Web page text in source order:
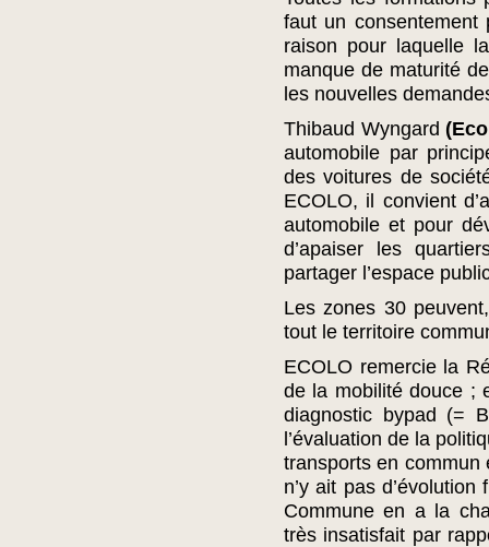
faut un
raison pour laquelle
manque de maturité
les nouvelles
Thibaud Wyngard
automobile par
des voitures de
ECOLO, il convient
automobile et pour
d’apaiser les
partager l’espace
Les zones 30
tout le territoire
ECOLO remercie la
de la mobilité douce ;
diagnostic bypad (=
l’évaluation de la
transports en commun
n’y ait pas
Commune en a la
très insatisfait par